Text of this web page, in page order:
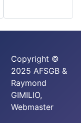
Copyright ©
2025 AFSGB &
Raymond
GIMILIO,
Webmaster